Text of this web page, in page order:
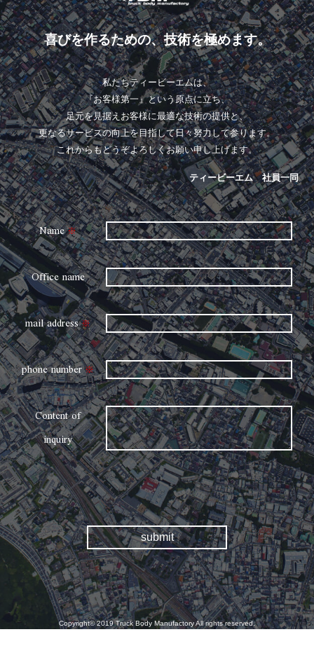
喜びを作るための、技術を極めます。
私たちティービーエムは、
『お客様第一』という原点に立ち、
足元を見据えお客様に最適な技術の提供と、
更なるサービスの向上を目指して日々努力して参ります。
これからもどうぞよろしくお願い申し上げます。
ティービーエム 社員一同
Name※
Office name
mail address※
phone number※
Content of
inquiry
Copyright© 2019 Truck Body Manufactory All rights reserved.